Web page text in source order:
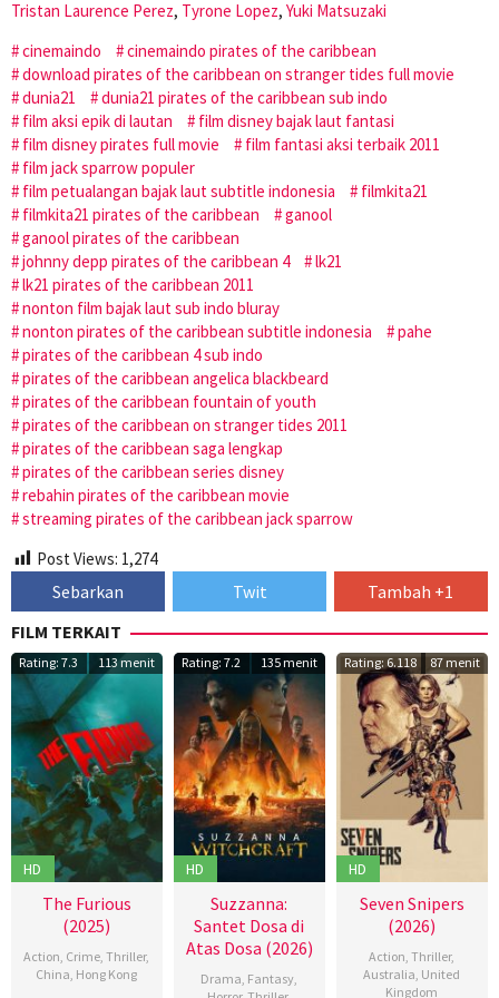
Tristan Laurence Perez, Tyrone Lopez, Yuki Matsuzaki
cinemaindo
cinemaindo pirates of the caribbean
download pirates of the caribbean on stranger tides full movie
dunia21
dunia21 pirates of the caribbean sub indo
film aksi epik di lautan
film disney bajak laut fantasi
film disney pirates full movie
film fantasi aksi terbaik 2011
film jack sparrow populer
film petualangan bajak laut subtitle indonesia
filmkita21
filmkita21 pirates of the caribbean
ganool
ganool pirates of the caribbean
johnny depp pirates of the caribbean 4
lk21
lk21 pirates of the caribbean 2011
nonton film bajak laut sub indo bluray
nonton pirates of the caribbean subtitle indonesia
pahe
pirates of the caribbean 4 sub indo
pirates of the caribbean angelica blackbeard
pirates of the caribbean fountain of youth
pirates of the caribbean on stranger tides 2011
pirates of the caribbean saga lengkap
pirates of the caribbean series disney
rebahin pirates of the caribbean movie
streaming pirates of the caribbean jack sparrow
Post Views: 1,274
Sebarkan Twit
Tambah +1
FILM TERKAIT
Rating: 7.3 113 menit
HD
The Furious
(2025)
Action, Crime,Thriller,
China, Hong Kong
Rating: 7.2 135 menit
HD
Suzzanna:
Santet Dosa di
Atas Dosa (2026)
Drama, Fantasy,
Rating: 6.118 87 menit
HD
Seven Snipers
(2026)
Action,Thriller,
Australia, United
Kingdom